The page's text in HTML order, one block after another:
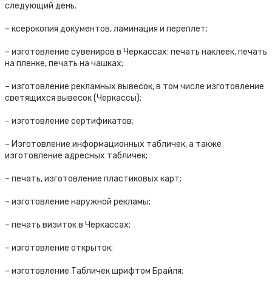
следующий день.
– ксерокопия документов, ламинация и переплет;
– изготовление сувениров в Черкассах: печать наклеек, печать
на пленке, печать на чашках;
– изготовление рекламных вывесок, в том числе изготовление
светящихся вывесок (Черкассы);
– изготовление сертификатов;
– Изготовление информационных табличек, а также
изготовление адресных табличек;
– печать, изготовление пластиковых карт;
– изготовление наружной рекламы;
– печать визиток в Черкассах;
– изготовление открыток;
– изготовление Табличек шрифтом Брайля;